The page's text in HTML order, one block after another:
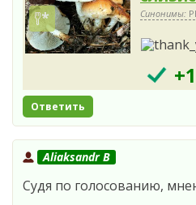
Синонимы:
+1
Ответить
Aliaksandr B
Судя по голосованию,